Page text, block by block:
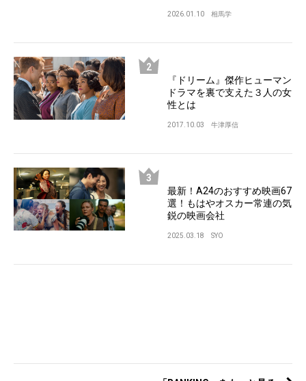
2026.01.10 相馬学
『ドリーム』傑作ヒューマン
ドラマを裏で支えた３人の女
性とは
2017.10.03 牛津厚信
最新！A24のおすすめ映画67
選！もはやオスカー常連の気
鋭の映画会社
2025.03.18 SYO